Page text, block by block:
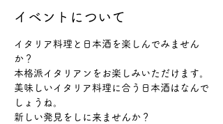
イベントについて
イタリア料理と日本酒を楽しんでみません
か？
本格派イタリアンをお楽しみいただけます。
美味しいイタリア料理に合う日本酒はなんで
しょうね。
新しい発見をしに来ませんか？